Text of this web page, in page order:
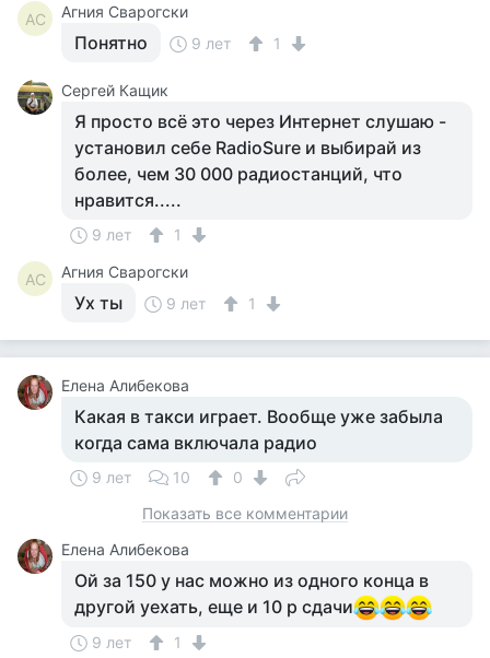
АС Агния Сварогски
Понятно 9 лет 1
Сергей Кащик
Я просто всё это через Интернет слушаю -
установил себе RadioSure и выбирай из
более, чем 30 000 радиостанций, что
нравится.....
9 лет 1
АС Агния Сварогски
Ух ты 9 лет 1
Елена Алибекова
Какая в такси играет. Вообще уже забыла
когда сама включала радио
9 лет 10
0
Показать все комментарии
Елена Алибекова
Ой за 150 у нас можно из одного конца в
другой уехать, еще и 10 р сдачи
9 лет 1